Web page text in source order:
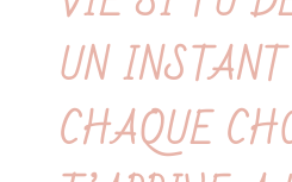
UN
CHAQUE